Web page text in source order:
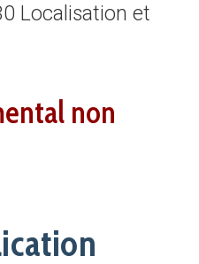
Localisation et